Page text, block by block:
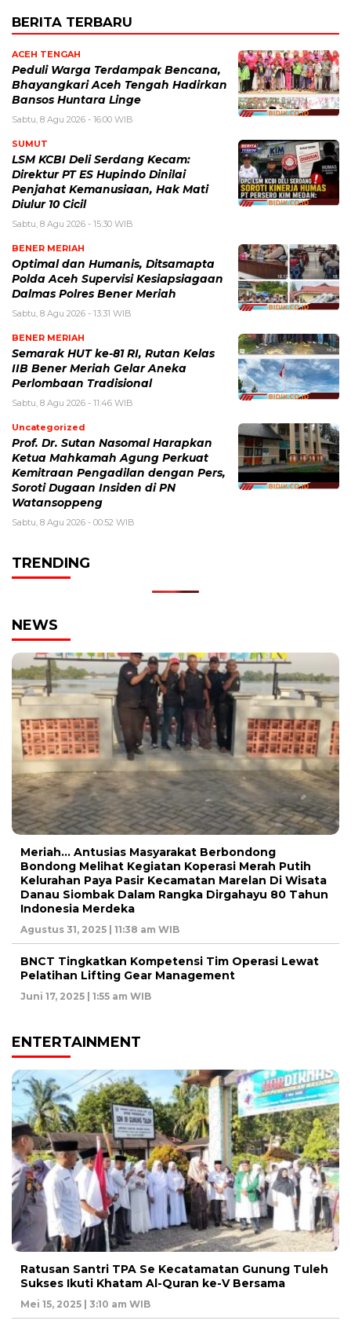
BERITA TERBARU
ACEH TENGAH
Peduli Warga Terdampak Bencana,
Bhayangkari Aceh Tengah Hadirkan
Bansos Huntara Linge
Sabtu, 8 Agu 2026 - 16:00 WIB
SUMUT
LSM KCBI Deli Serdang Kecam:
Direktur PT ES Hupindo Dinilai
Penjahat Kemanusiaan, Hak Mati
Diulur 10 Cicil
Sabtu, 8 Agu 2026 - 15:30 WIB
BENER MERIAH
Optimal dan Humanis, Ditsamapta
Polda Aceh Supervisi Kesiapsiagaan
Dalmas Polres Bener Meriah
Sabtu, 8 Agu 2026 - 13:31 WIB
BENER MERIAH
Semarak HUT ke-81 RI, Rutan Kelas
IIB Bener Meriah Gelar Aneka
Perlombaan Tradisional
Sabtu, 8 Agu 2026 - 11:46 WIB
Uncategorized
Prof. Dr. Sutan Nasomal Harapkan
Ketua Mahkamah Agung Perkuat
Kemitraan Pengadilan dengan Pers,
Soroti Dugaan Insiden di PN
Watansoppeng
Sabtu, 8 Agu 2026 - 00:52 WIB
TRENDING
NEWS
Meriah… Antusias Masyarakat Berbondong
Bondong Melihat Kegiatan Koperasi Merah Putih
Kelurahan Paya Pasir Kecamatan Marelan Di Wisata
Danau Siombak Dalam Rangka Dirgahayu 80 Tahun
Indonesia Merdeka
Agustus 31, 2025 | 11:38 am WIB
BNCT Tingkatkan Kompetensi Tim Operasi Lewat
Pelatihan Lifting Gear Management
Juni 17, 2025 | 1:55 am WIB
ENTERTAINMENT
Ratusan Santri TPA Se Kecatamatan Gunung Tuleh
Sukses Ikuti Khatam Al-Quran ke-V Bersama
Mei 15, 2025 | 3:10 am WIB